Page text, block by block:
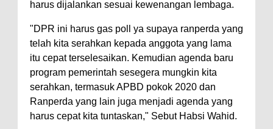
harus dijalankan sesuai kewenangan lembaga.
"DPR ini harus gas poll ya supaya ranperda yang
telah kita serahkan kepada anggota yang lama
itu cepat terselesaikan. Kemudian agenda baru
program pemerintah sesegera mungkin kita
serahkan, termasuk APBD pokok 2020 dan
Ranperda yang lain juga menjadi agenda yang
harus cepat kita tuntaskan," Sebut Habsi Wahid.